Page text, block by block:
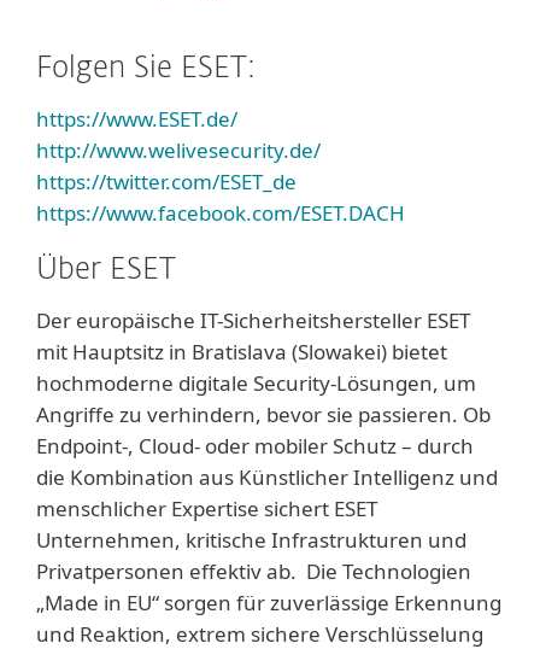
Folgen Sie ESET:
https://www.ESET.de/
http://www.welivesecurity.de/
https://twitter.com/ESET_de
https://www.facebook.com/ESET.DACH
Über ESET
Der europäische IT-Sicherheitshersteller ESET
mit Hauptsitz in Bratislava (Slowakei) bietet
hochmoderne digitale Security-Lösungen, um
Angriffe zu verhindern, bevor sie passieren. Ob
Endpoint-, Cloud- oder mobiler Schutz – durch
die Kombination aus Künstlicher Intelligenz und
menschlicher Expertise sichert ESET
Unternehmen, kritische Infrastrukturen und
Privatpersonen effektiv ab. Die Technologien
„Made in EU“ sorgen für zuverlässige Erkennung
und Reaktion, extrem sichere Verschlüsselung